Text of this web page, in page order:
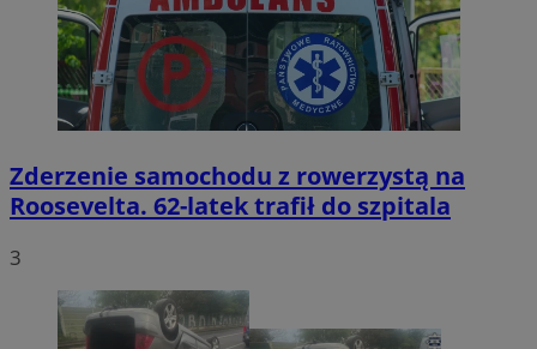
Zderzenie samochodu z rowerzystą na
Roosevelta. 62-latek trafił do szpitala
3